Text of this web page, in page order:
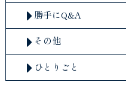
勝手にQ&A
その他
ひとりごと